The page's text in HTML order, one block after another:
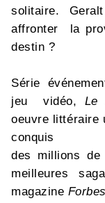
solitaire.
affronter la
destin ?
Série
jeu vidéo, Le
oeuvre littéraire
conquis
des millions
meilleures
magazine Forbes